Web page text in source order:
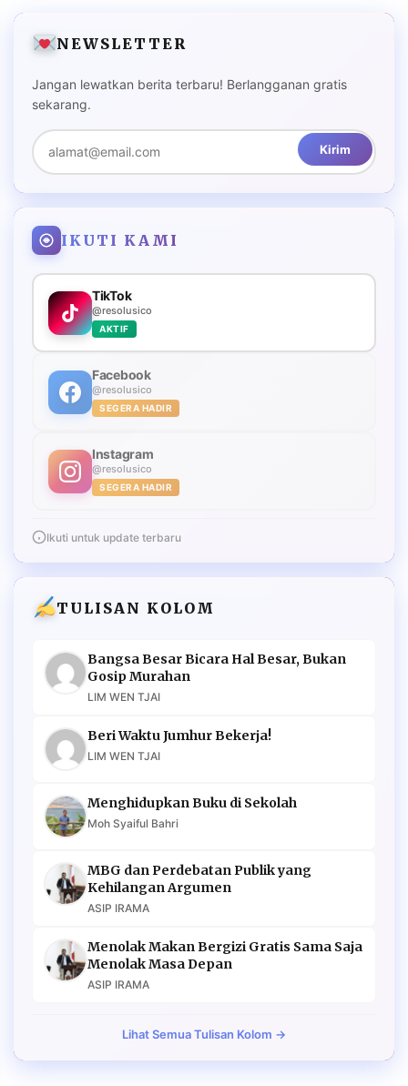
NEWSLETTER
Jangan lewatkan berita terbaru! Berlangganan gratis
sekarang.
Kirim
IKUTI KAMI
TikTok
@resolusico
AKTIF
Facebook
@resolusico
SEGERA HADIR
Instagram
@resolusico
SEGERA HADIR
Ikuti untuk update terbaru
TULISAN KOLOM
Bangsa Besar Bicara Hal Besar, Bukan
Gosip Murahan
LIM WEN TJAI
Beri Waktu Jumhur Bekerja!
LIM WEN TJAI
Menghidupkan Buku di Sekolah
Moh Syaiful Bahri
MBG dan Perdebatan Publik yang
Kehilangan Argumen
ASIP IRAMA
Menolak Makan Bergizi Gratis Sama Saja
Menolak Masa Depan
ASIP IRAMA
Lihat Semua Tulisan Kolom →